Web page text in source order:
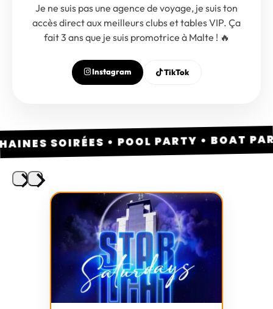
Je ne suis pas une agence de voyage, je suis ton
accès direct aux meilleurs clubs et tables VIP. Ça
fait 3 ans que je suis promotrice à Malte ! 🔥
Instagram TikTok
SOIRÉES • POOL PARTY • BOAT